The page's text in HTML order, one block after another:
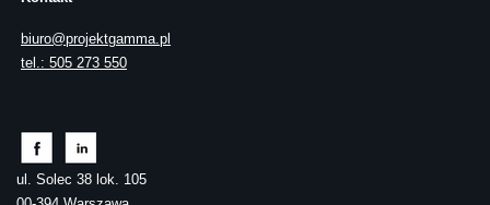
biuro@projektgamma.pl
tel.: 505 273 550
ul. Solec 38 lok. 105